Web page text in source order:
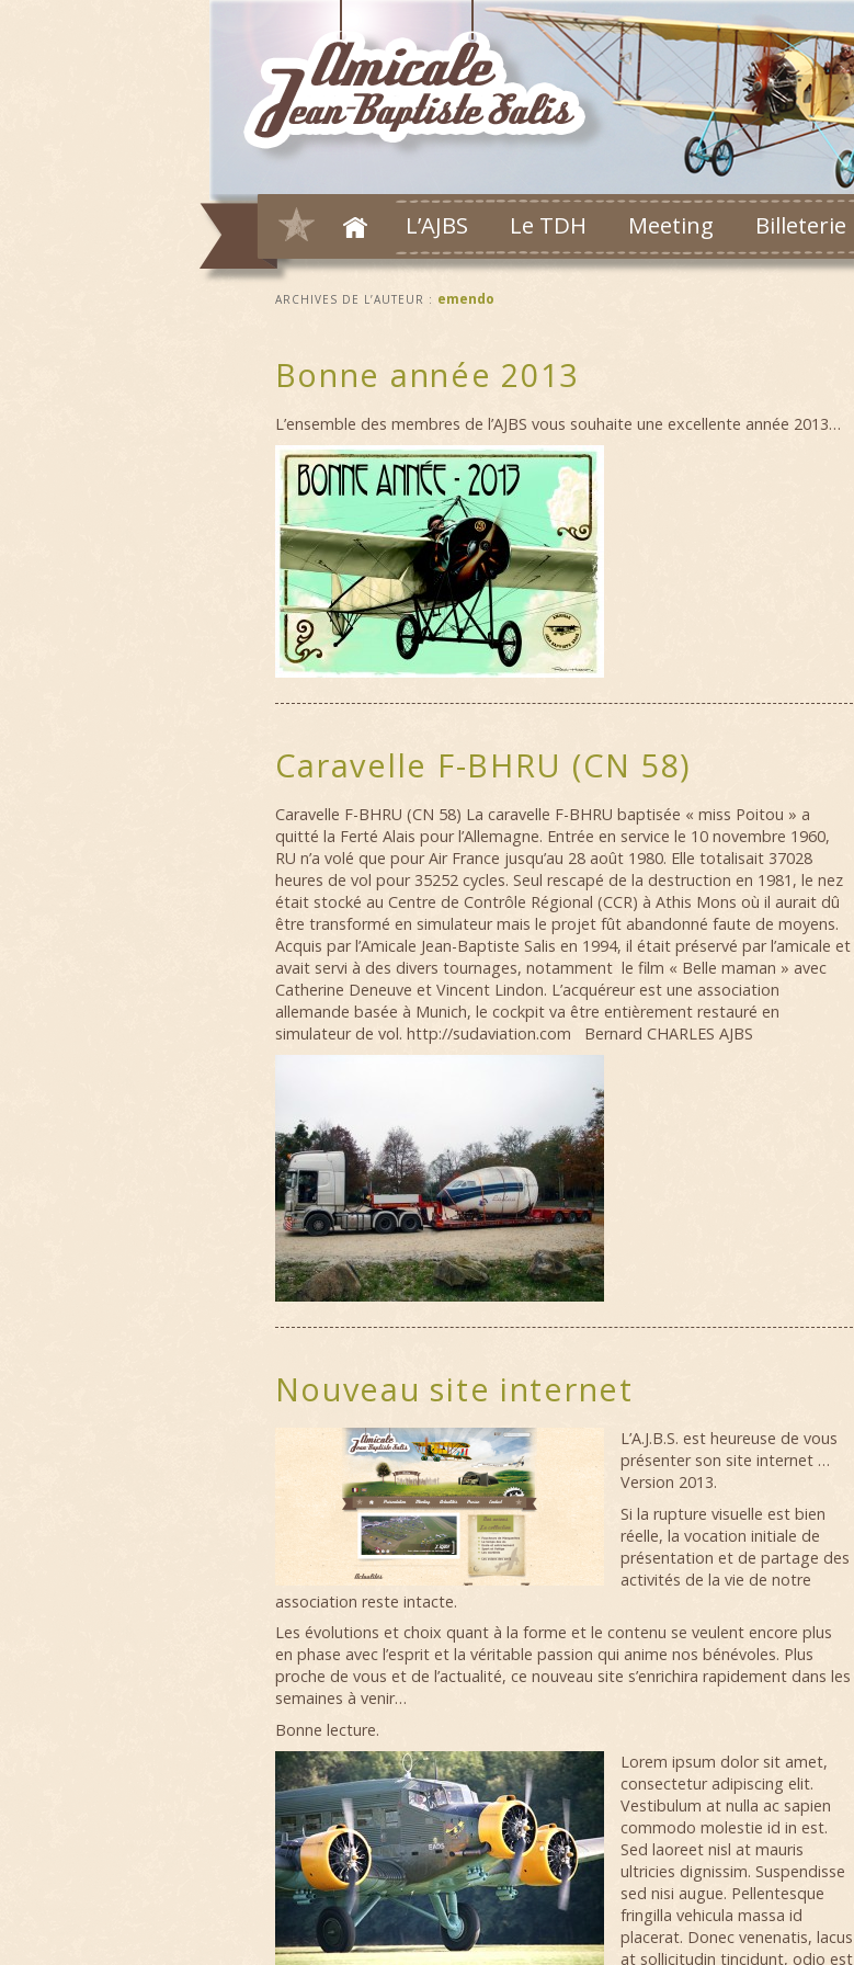
L’AJBS Le TDH Meeting Billeterie
ARCHIVES DE L’AUTEUR : emendo
Bonne année 2013
L’ensemble des membres de l’AJBS vous souhaite une excellente année 2013…
Caravelle F-BHRU (CN 58)
Caravelle F-BHRU (CN 58) La caravelle F-BHRU baptisée « miss Poitou » a
quitté la Ferté Alais pour l’Allemagne. Entrée en service le 10 novembre 1960,
RU n’a volé que pour Air France jusqu’au 28 août 1980. Elle totalisait 37028
heures de vol pour 35252 cycles. Seul rescapé de la destruction en 1981, le nez
était stocké au Centre de Contrôle Régional (CCR) à Athis Mons où il aurait dû
être transformé en simulateurmais le projet fût abandonné faute de moyens.
Acquis par l’Amicale Jean-Baptiste Salis en 1994, il était préservé par l’amicale et
avait servi à des divers tournages, notamment le film « Belle maman » avec
Catherine Deneuve et Vincent Lindon. L’acquéreur est une association
allemande basée à Munich, le cockpit va être entièrement restauré en
simulateur de vol. http://sudaviation.com Bernard CHARLES AJBS
Nouveau site internet
L’A.J.B.S. est heureuse de vous
présenter son site internet …
Version 2013.
Si la rupture visuelle est bien
réelle, la vocation initiale de
présentation et de partage des
activités de la vie de notre
association reste intacte.
Les évolutions et choix quant à la forme et le contenu se veulent encore plus
en phase avec l’esprit et la véritable passion qui anime nos bénévoles. Plus
proche de vous et de l’actualité, ce nouveau site s’enrichira rapidement dans les
semaines à venir…
Bonne lecture.
Lorem ipsum dolor sit amet,
consectetur adipiscing elit.
Vestibulum at nulla ac sapien
commodo molestie id in est.
Sed laoreet nisl at mauris
ultricies dignissim. Suspendisse
sed nisi augue. Pellentesque
fringilla vehicula massa id
placerat. Donec venenatis, lacus
at sollicitudin tincidunt, odio est